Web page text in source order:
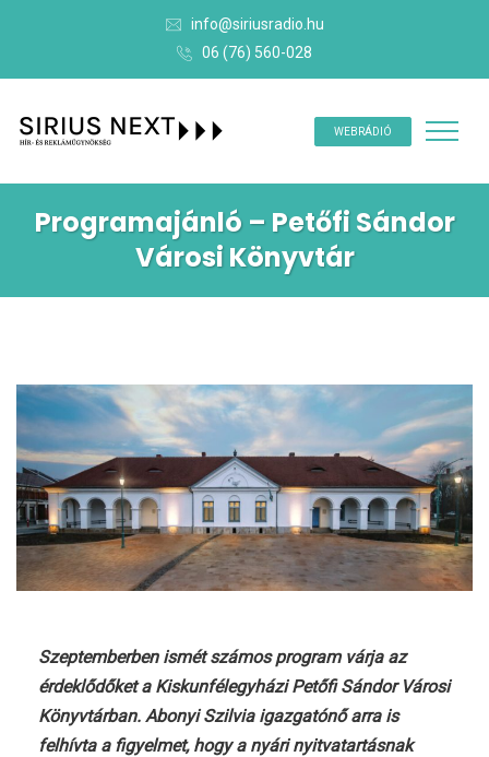
info@siriusradio.hu
06 (76) 560-028
WEBRÁDIÓ
Programajánló – Petőfi Sándor
Városi Könyvtár
Szeptemberben ismét számos program várja az
érdeklődőket a Kiskunfélegyházi Petőfi Sándor Városi
Könyvtárban. Abonyi Szilvia igazgatónő arra is
felhívta a figyelmet, hogy a nyári nyitvatartásnak